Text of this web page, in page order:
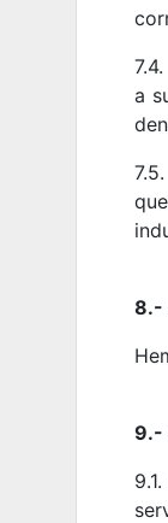
7.4.
a
7.5.
8.-
9.-